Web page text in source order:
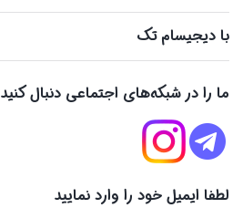
با دیجیسام تک
ما را در شبکه‌های اجتماعی دنبال کنید
لطفا ایمیل خود را وارد نمایید